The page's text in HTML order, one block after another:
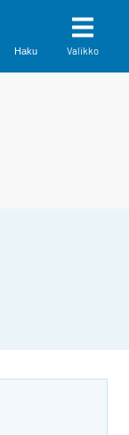
Haku Valikko